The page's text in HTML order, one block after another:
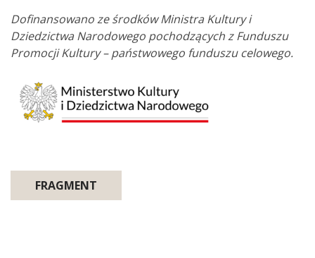
Dofinansowano ze środków Ministra Kultury i
Dziedzictwa Narodowego pochodzących z Funduszu
Promocji Kultury – państwowego funduszu celowego.
FRAGMENT